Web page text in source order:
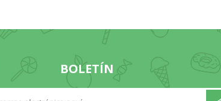
BOLETÍN